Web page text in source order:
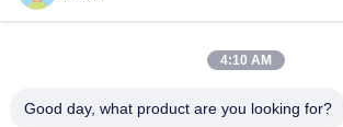
4:10 AM
Good day, what product are you looking for?